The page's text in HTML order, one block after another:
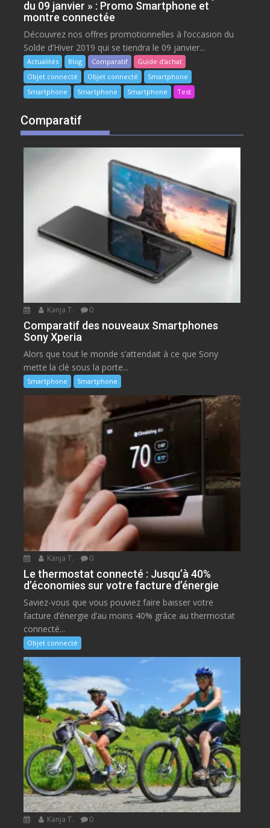
du 09 janvier » : Promo Smartphone et
montre connectée
Découvrez nos offres promotionnelles à l’occasion du
Solde d’Hiver 2019 qui se tiendra le 09 janvier...
Actualités Blog Comparatif
Guide d’achat
Objet connecté
Objet connecté
Smartphone
Smartphone
Smartphone Smartphone Test
Comparatif
Kanja T. 0
Comparatif des nouveaux Smartphones
Sony Xperia
Alors que tout le monde s’attendait à ce que Sony
mette la clé sous la porte...
Smartphone Smartphone
Kanja T. 0
Le thermostat connecté : Jusqu’à 40%
d’économies sur votre facture d’énergie
Saviez-vous que vous pouviez faire baisser votre
facture d’énergie d’au moins 40% grâce au thermostat
connecté...
Objet connecté
Kanja T. 0